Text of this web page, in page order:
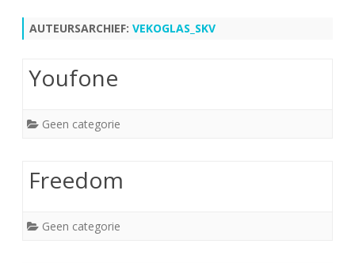
de
AUTEURSARCHIEF: VEKOGLAS_SKV
Youfone
Geen categorie
Freedom
Geen categorie